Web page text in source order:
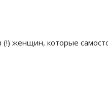
женщин, которые